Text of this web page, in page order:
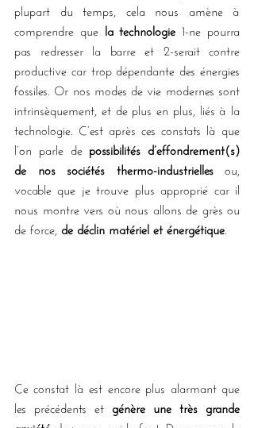
plupart du temps, cela nous amène à
comprendre que
la technologie 1-ne pourra
pas redresser la barre et 2-serait contre
productive car trop dépendante des énergies
fossiles. Or nos modes de vie modernes sont
intrinsèquement, et de plus en plus, liés à la
technologie. C’est après ces constats là que
l’on parle de possibilités d’effondrement(s)
de nos sociétés thermo-industrielles ou,
vocable que je trouve plus approprié car il
nous montre vers où nous allons de grès ou
de force, de déclin matériel et énergétique.
Ce constat là est encore plus alarmant que
les précédents et génère une très grande